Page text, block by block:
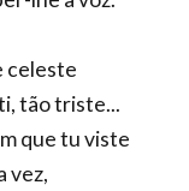
celeste
tão triste...
que tu viste
vez,